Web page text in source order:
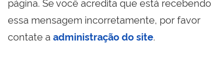
essa mensagem incorretamente, por favor
contate a administração do site.